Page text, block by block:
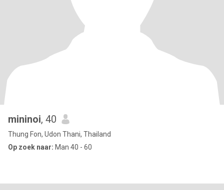
mininoi, 40
Thung Fon, Udon Thani, Thailand
Op zoek naar: Man 40 - 60